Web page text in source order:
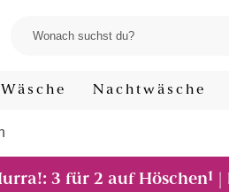
Nachtwäsche
3 für 2 auf Höschen1 |